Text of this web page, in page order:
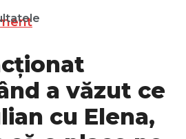
a văzut ce
cu Elena,